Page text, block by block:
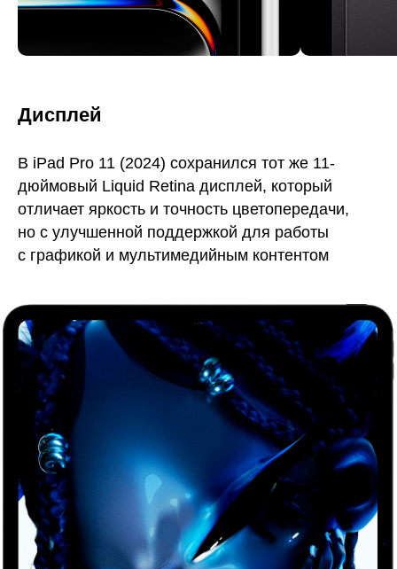
Дисплей
В iPad Pro 11 (2024) сохранился тот же 11-
дюймовый Liquid Retina дисплей, который
отличает яркость и точность цветопередачи,
но с улучшенной поддержкой для работы
с графикой и мультимедийным контентом